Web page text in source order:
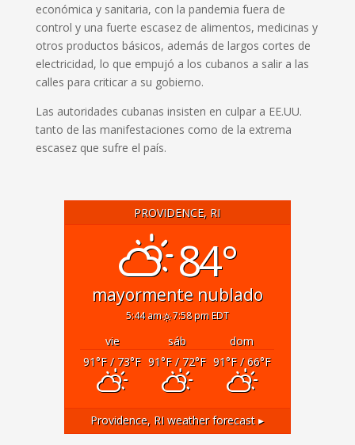
económica y sanitaria, con la pandemia fuera de
control y una fuerte escasez de alimentos, medicinas y
otros productos básicos, además de largos cortes de
electricidad, lo que empujó a los cubanos a salir a las
calles para criticar a su gobierno.
Las autoridades cubanas insisten en culpar a EE.UU.
tanto de las manifestaciones como de la extrema
escasez que sufre el país.
PROVIDENCE, RI
84°
mayormente nublado
5:44 am 7:58 pm EDT
vie sáb
dom
91°F/ 73°F 91°F/ 72°F 91°F/ 66°F
Providence, RI weather forecast ▸